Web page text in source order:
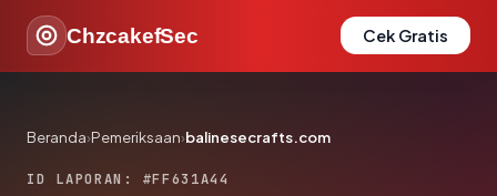
ChzcakefSec Cek Gratis
Beranda›Pemeriksaan›balinesecrafts.com
ID LAPORAN: #FF631A44